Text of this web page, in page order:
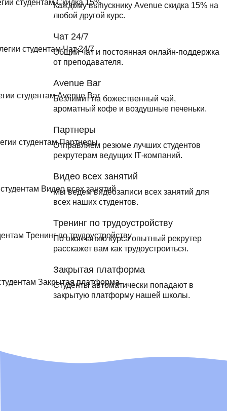
Каждому выпускнику Avenue скидка 15% на
любой другой курс.
Чат 24/7
Общий чат и постоянная онлайн-поддержка
от преподавателя.
Avenue Bar
Безлимит на божественный чай,
ароматный кофе и воздушные печеньки.
Партнеры
Отправляем резюме лучших студентов
рекрутерам ведущих ІТ-компаний.
Видео всех занятий
Мы ведем видеозаписи всех занятий для
всех наших студентов.
Тренинг по трудоустройству
По окончанию курса опытный рекрутер
расскажет вам как трудоустроиться.
Закрытая платформа
Студенты автоматически попадают в
закрытую платформу нашей школы.